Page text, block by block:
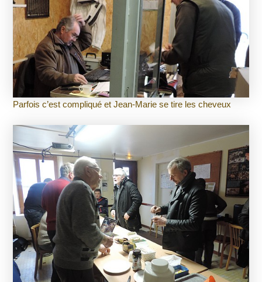
Parfois c’est compliqué et Jean-Marie se tire les cheveux